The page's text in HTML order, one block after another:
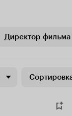
Директор фильма